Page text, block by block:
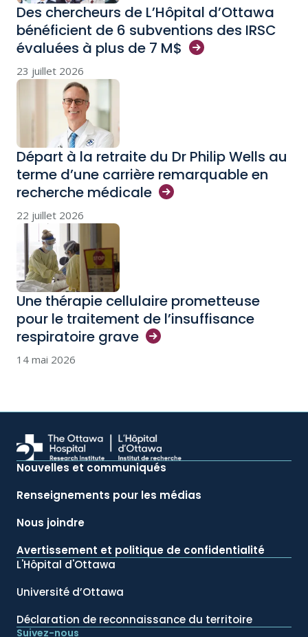
Des chercheurs de L’Hôpital d’Ottawa
bénéficient de 6 subventions des IRSC
évaluées à plus de 7 M$
23 juillet 2026
Départ à la retraite du Dr Philip Wells au
terme d’une carrière remarquable en
recherche médicale
22 juillet 2026
Une thérapie cellulaire prometteuse
pour le traitement de l’insuffisance
respiratoire grave
14 mai 2026
Nouvelles et communiqués
Renseignements pour les médias
Nous joindre
Avertissement et politique de confidentialité
L'Hôpital d'Ottawa
Université d’Ottawa
Déclaration de reconnaissance du territoire
Suivez-nous